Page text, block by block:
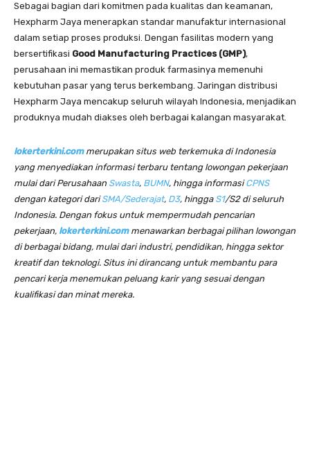
Sebagai bagian dari komitmen pada kualitas dan keamanan,
Hexpharm Jaya menerapkan standar manufaktur internasional
dalam setiap proses produksi. Dengan fasilitas modern yang
bersertifikasi Good Manufacturing Practices (GMP),
perusahaan ini memastikan produk farmasinya memenuhi
kebutuhan pasar yang terus berkembang. Jaringan distribusi
Hexpharm Jaya mencakup seluruh wilayah Indonesia, menjadikan
produknya mudah diakses oleh berbagai kalangan masyarakat.
lokerterkini.com merupakan situs web terkemuka di Indonesia
yang menyediakan informasi terbaru tentang lowongan pekerjaan
mulai dari Perusahaan Swasta, BUMN, hingga informasiCPNS
dengan kategori dariSMA/Sederajat, D3, hingga S1/S2 di seluruh
Indonesia. Dengan fokus untuk mempermudah pencarian
pekerjaan, lokerterkini.commenawarkan berbagai pilihan lowongan
di berbagai bidang, mulai dari industri, pendidikan, hingga sektor
kreatif dan teknologi. Situs ini dirancang untuk membantu para
pencari kerja menemukan peluang karir yang sesuai dengan
kualifikasi dan minat mereka.